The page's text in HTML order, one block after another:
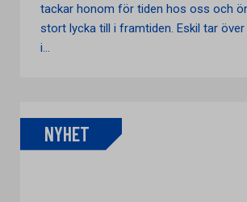
tackar honom för tiden hos oss och
stort lycka till i framtiden. Eskil tar
i...
NYHET